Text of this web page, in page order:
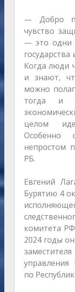
— Добро
чувство
— это одни
государства
Когда люди
и знают,
можно
тогда и
целом
Особенно
непростом
РБ.
Евгений
Бурятию 4
комитета
2024 годы
по